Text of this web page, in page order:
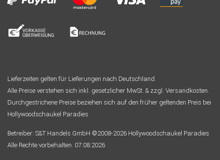
Lieferzeiten gelten für Lieferungen nach Deutschland.
Alle Preise verstehen sich inkl. gesetzlicher MwSt. & zzgl. Versandkosten.
Durchgestrichene Preise beziehen sich auf den früher geltenden Preis bei
Hollywoodschaukel Paradies
Betreiber: S&T Handels GmbH ©2008-2026 Hollywoodschaukel Paradies
Alle Rechte vorbehalten. 07.08.2026